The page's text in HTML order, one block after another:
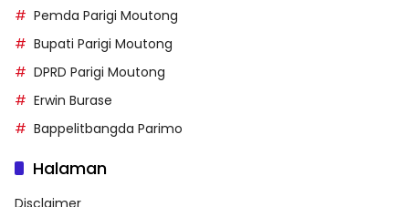
Pemda Parigi Moutong
Bupati Parigi Moutong
DPRD Parigi Moutong
Erwin Burase
Bappelitbangda Parimo
Halaman
Disclaimer